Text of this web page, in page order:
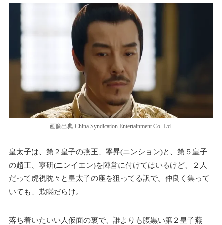
画像出典 China Syndication Entertainment Co. Ltd.
皇太子は、第２皇子の燕王、寧昇(ニンション)と、第５皇子
の趙王、寧研(ニンイエン)を陣営に付けてはいるけど、２人
だって虎視眈々と皇太子の座を狙ってる訳で。仲良く集って
いても、欺瞞だらけ。
落ち着いたいい人仮面の裏で、誰よりも腹黒い第２皇子燕